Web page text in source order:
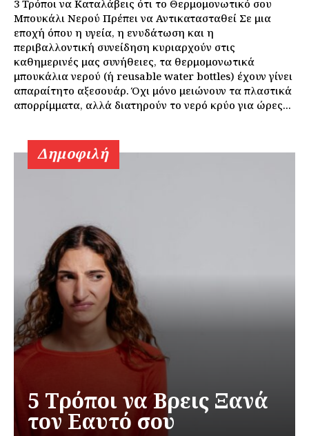
3 Τρόποι να Καταλάβεις ότι το Θερμομονωτικό σου
Μπουκάλι Νερού Πρέπει να Αντικατασταθεί Σε μια
εποχή όπου η υγεία, η ενυδάτωση και η
περιβαλλοντική συνείδηση κυριαρχούν στις
καθημερινές μας συνήθειες, τα θερμομονωτικά
μπουκάλια νερού (ή reusable water bottles) έχουν γίνει
απαραίτητο αξεσουάρ. Όχι μόνο μειώνουν τα πλαστικά
απορρίμματα, αλλά διατηρούν το νερό κρύο για ώρες...
Δημοφιλή
5 Τρόποι να Βρεις Ξανά
τον Εαυτό σου